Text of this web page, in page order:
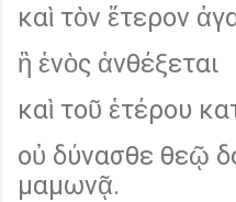
καὶ τὸν ἕτερον
ἢ ἑνὸς ἀνθέξεται
καὶ τοῦ ἑτέρου
οὐ δύνασθε θεῷ
μαμωνᾷ.